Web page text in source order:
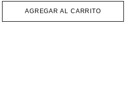
AGREGAR AL CARRITO